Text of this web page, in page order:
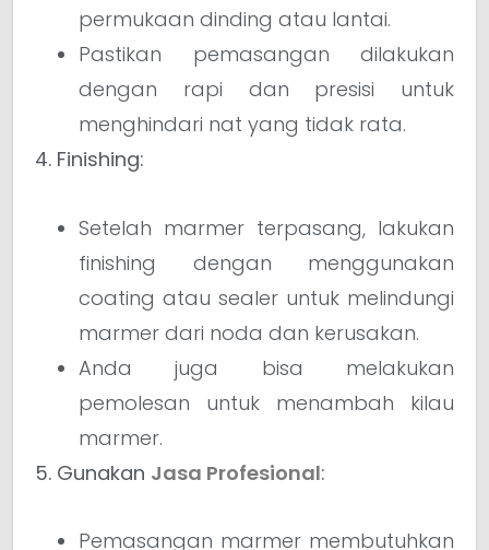
permukaan dinding atau lantai.
Pastikan pemasangan dilakukan
dengan rapi dan presisi untuk
menghindari nat yang tidak rata.
4. Finishing:
Setelah marmer terpasang, lakukan
finishing dengan menggunakan
coating atau sealer untuk melindungi
marmer dari noda dan kerusakan.
Anda juga bisa melakukan
pemolesan untuk menambah kilau
marmer.
5. Gunakan Jasa Profesional:
Pemasangan marmer membutuhkan